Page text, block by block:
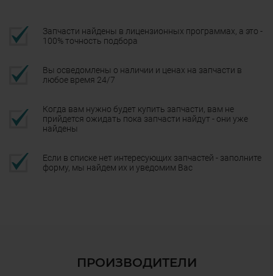
Запчасти найдены в лицензионных программах, а это -
100% точность подбора
Вы осведомлены о наличии и ценах на запчасти в
любое время 24/7
Когда вам нужно будет купить запчасти, вам не
прийдется ожидать пока запчасти найдут - они уже
найдены
Если в списке нет интересующих запчастей - заполните
форму, мы найдем их и уведомим Вас
ПРОИЗВОДИТЕЛИ